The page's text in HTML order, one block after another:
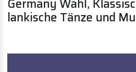
Germany Wahl,
lankische Tänze und